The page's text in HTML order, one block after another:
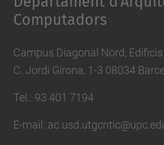
Computadors
Campus Diagonal Nord, Edificis
C. Jordi Girona, 1-3 08034
Tel.: 93 401 7194
E-mail: